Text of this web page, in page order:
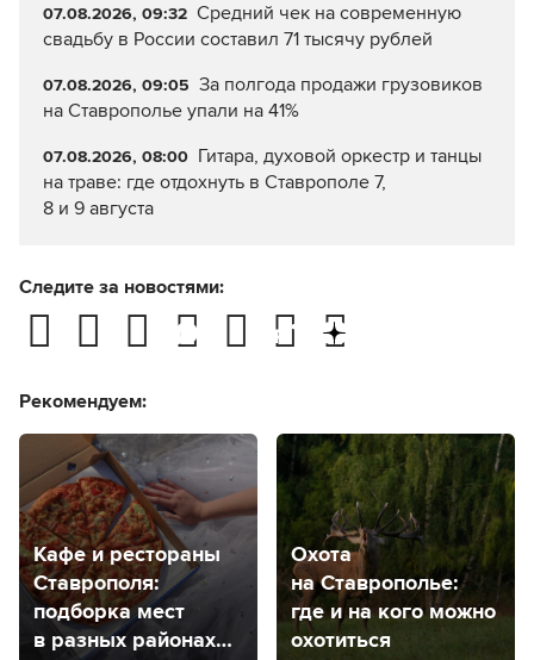
07.08.2026, 09:32 Средний чек на современную
свадьбу в России составил 71 тысячу рублей
07.08.2026, 09:05 За полгода продажи грузовиков
на Ставрополье упали на 41%
07.08.2026, 08:00 Гитара, духовой оркестр и танцы
на траве: где отдохнуть в Ставрополе 7,
8 и 9 августа
Следите за новостями:
Рекомендуем:
Кафе и рестораны
Ставрополя:
подборка мест
в разных районах
Охота
на Ставрополье:
где и на кого можно
охотиться